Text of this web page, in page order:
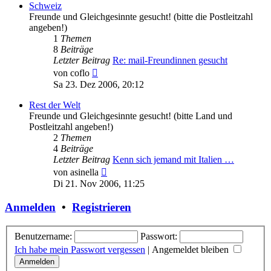
Schweiz
Freunde und Gleichgesinnte gesucht! (bitte die Postleitzahl
angeben!)
1 Themen
8 Beiträge
Letzter Beitrag Re: mail-Freundinnen gesucht
von coflo
Beitrag
Sa 23. Dez 2006, 20:12
Rest der Welt
Freunde und Gleichgesinnte gesucht! (bitte Land und
Postleitzahl angeben!)
2 Themen
4 Beiträge
Letzter Beitrag Kenn sich jemand mit Italien …
von asinella
Beitrag
Di 21. Nov 2006, 11:25
Anmelden • Registrieren
Benutzername:
Passwort:
Ich habe mein Passwort vergessen | Angemeldet bleiben